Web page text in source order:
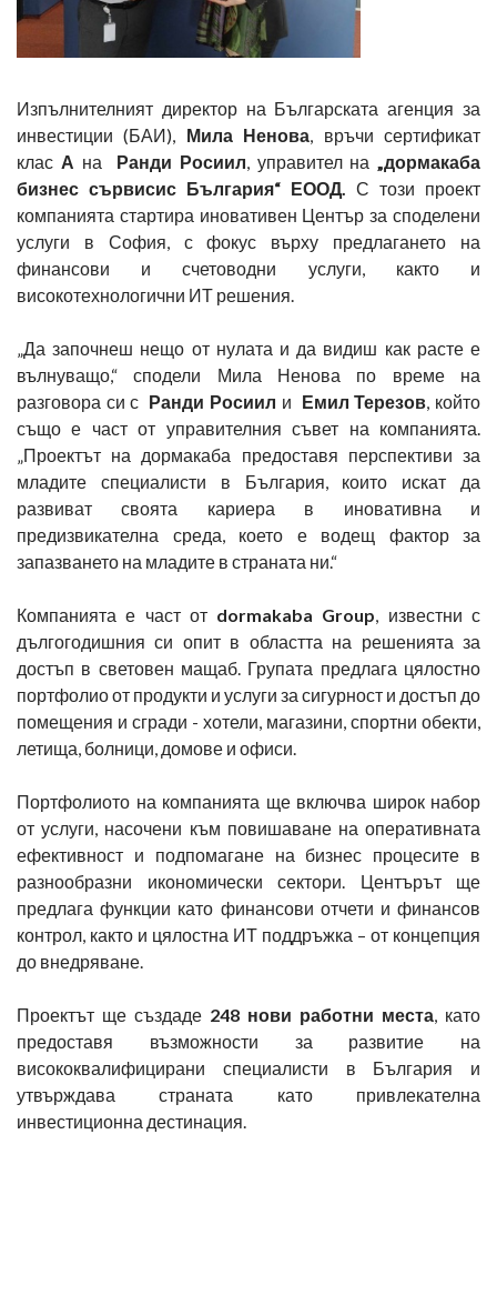
Изпълнителният директор на Българската агенция за
инвестиции (БАИ), Мила Ненова, връчи сертификат
клас А на Ранди Росиил, управител на „дормакаба
бизнес сървисис България“ ЕООД. С този проект
компанията стартира иновативен Център за споделени
услуги в София, с фокус върху предлагането на
финансови и счетоводни услуги, както и
високотехнологични ИТ решения.
„Да започнеш нещо от нулата и да видиш как расте е
вълнуващо,“ сподели Мила Ненова по време на
разговора си с Ранди Росиил и Емил Терезов, който
също е част от управителния съвет на компанията.
„Проектът на дормакаба предоставя перспективи за
младите специалисти в България, които искат да
развиват своята кариера в иновативна и
предизвикателна среда, което е водещ фактор за
запазването на младите в страната ни.“
Компанията е част от dormakaba Group, известни с
дългогодишния си опит в областта на решенията за
достъп в световен мащаб. Групата предлага цялостно
портфолио от продукти и услуги за сигурност и достъп до
помещения и сгради - хотели, магазини, спортни обекти,
летища, болници, домове и офиси.
Портфолиото на компанията ще включва широк набор
от услуги, насочени към повишаване на оперативната
ефективност и подпомагане на бизнес процесите в
разнообразни икономически сектори. Центърът ще
предлага функции като финансови отчети и финансов
контрол, както и цялостна ИТ поддръжка – от концепция
до внедряване.
Проектът ще създаде 248 нови работни места, като
предоставя възможности за развитие на
висококвалифицирани специалисти в България и
утвърждава страната като привлекателна
инвестиционна дестинация.